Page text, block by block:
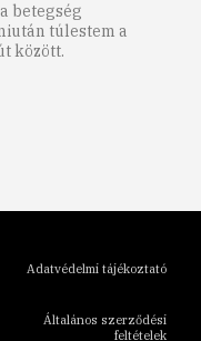
betegség
túlestem a
között.
Adatvédelmi tájékoztató
Általános szerződési
feltételek